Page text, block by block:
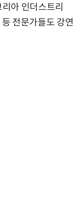
아 인더스트리
전문가들도 강연